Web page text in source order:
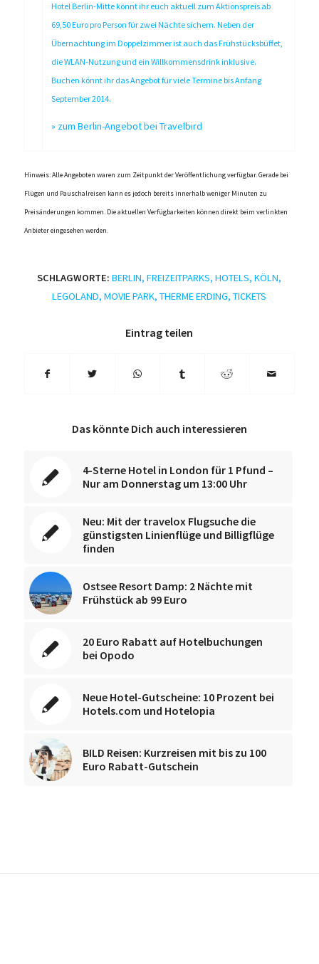
Hotel Berlin-Mitte könnt ihr euch aktuell zum Aktionspreis ab
69,50 Euro pro Person für zwei Nächte sichern. Neben der
Übernachtung im Doppelzimmer ist auch das Frühstücksbüffet,
die WLAN-Nutzung und ein Willkommensdrink inklusive.
Buchen könnt ihr das Angebot für viele Termine bis Anfang
September 2014.
» zum Berlin-Angebot bei Travelbird
Hinweis: Alle Angeboten waren zum Zeitpunkt der Veröffentlichung verfügbar. Gerade bei
Flügen und Pauschalreisen kann es jedoch bereits innerhalb weniger Minuten zu
Preisänderungen kommen. Die aktuellen Verfügbarkeiten können direkt beim verlinkten
Anbieter eingesehen werden.
SCHLAGWORTE: BERLIN,FREIZEITPARKS,HOTELS,KÖLN,
LEGOLAND,MOVIE PARK,THERME ERDING,TICKETS
Eintrag teilen
Das könnte Dich auch interessieren
4-Sterne Hotel in London für 1 Pfund –
Nur am Donnerstag um 13:00 Uhr
Neu: Mit der travelox Flugsuche die
günstigsten Linienflüge und Billigflüge
finden
Ostsee Resort Damp: 2 Nächte mit
Frühstück ab 99 Euro
20 Euro Rabatt auf Hotelbuchungen
bei Opodo
Neue Hotel-Gutscheine: 10 Prozent bei
Hotels.com und Hotelopia
BILD Reisen: Kurzreisen mit bis zu 100
Euro Rabatt-Gutschein